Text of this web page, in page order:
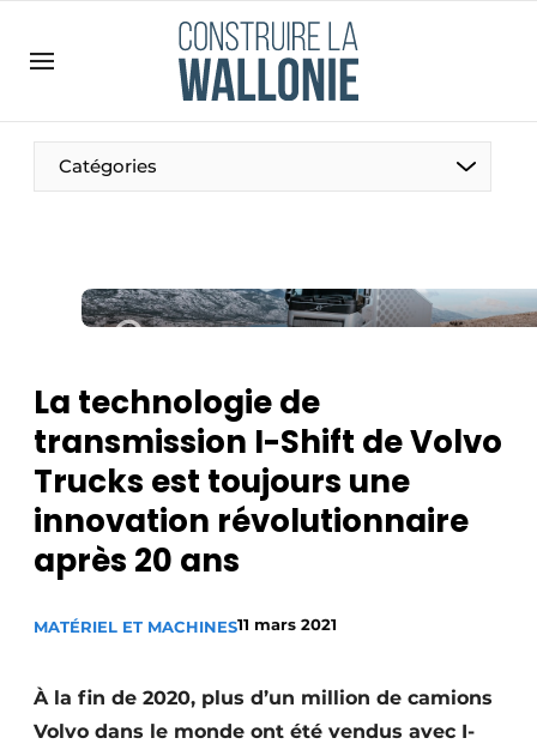
Emploi
Enregistrer une offre d’emploi
Meest gelezen
Podcasts
Privacy / Cookie statement
S’inscrire à l’événement
S’inscrire
Termes et conditions
Catégories
Construction bois
La technologie de
transmission I-Shift de Volvo
Trucks est toujours une
innovation révolutionnaire
après 20 ans
MATÉRIEL ET MACHINES11 mars 2021
À la fin de 2020, plus d’un million de camions
Volvo dans le monde ont été vendus avec I-